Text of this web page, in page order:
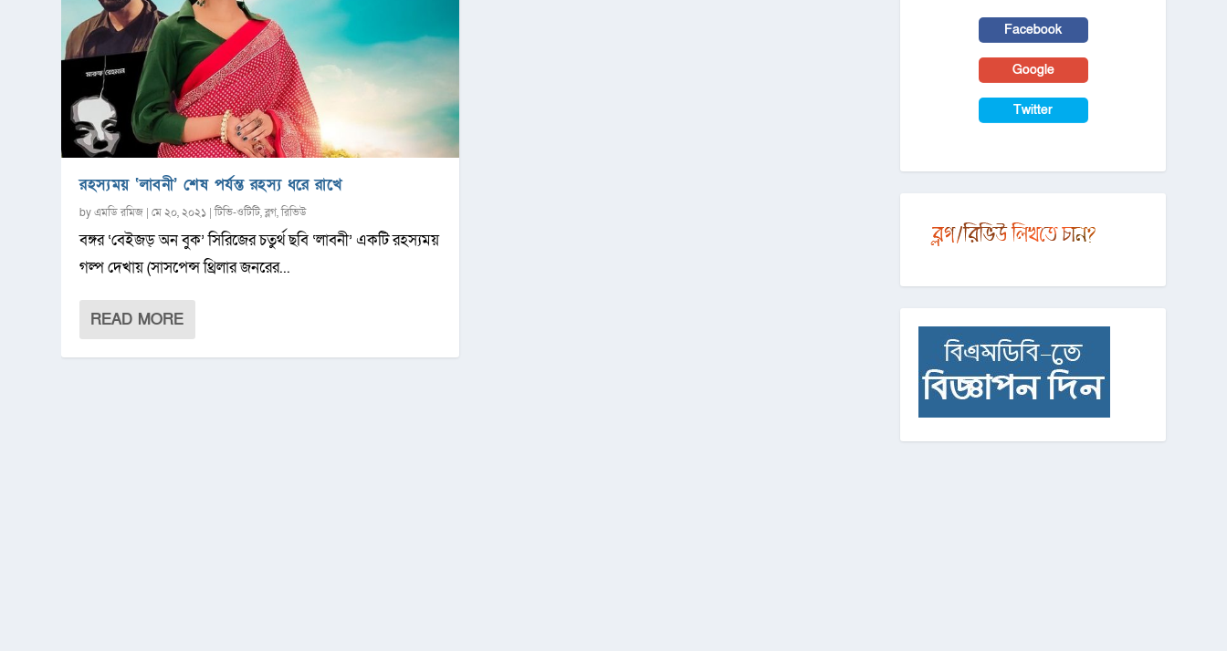
রহস্যময় ‘লাবনী’ শেষ পর্যন্ত রহস্য ধরে রাখে
byএমডি রমিজ |মে ২০, ২০২১ |টিভি-ওটিটি,ব্লগ,রিভিউ
বঙ্গর ‘বেইজড্ অন বুক’ সিরিজের চতুর্থ ছবি ‘লাবনী’ একটি রহস্যময়
গল্প দেখায় (সাসপেন্স থ্রিলার জনরের...
READ MORE
Facebook
Google
Twitter